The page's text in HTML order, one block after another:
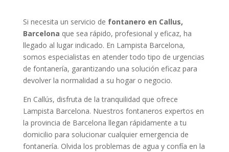
Si necesita un servicio de fontanero en Callus,
Barcelona que sea rápido, profesional y eficaz, ha
llegado al lugar indicado. En Lampista Barcelona,
somos especialistas en atender todo tipo de urgencias
de fontanería, garantizando una solución eficaz para
devolver la normalidad a su hogar o negocio.
En Callús, disfruta de la tranquilidad que ofrece
Lampista Barcelona. Nuestros fontaneros expertos en
la provincia de Barcelona llegan rápidamente a tu
domicilio para solucionar cualquier emergencia de
fontanería. Olvida los problemas de agua y confía en la